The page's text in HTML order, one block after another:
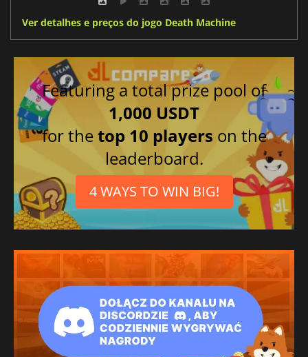
Ver detalhes e preços do jogo Death Machine
Featuring a total prize pool of
1,000 USDT
for thetop 10 players on the
leaderboard.
4 WAYS TO WIN BIG!